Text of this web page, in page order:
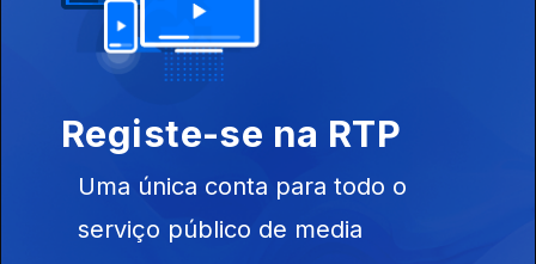
09 ago. 2026
02h Polícia canadiana investiga possível
morte nos incêndios
09 ago. 2026
Registe-se na RTP
Uma única conta para todo o
serviço público de media